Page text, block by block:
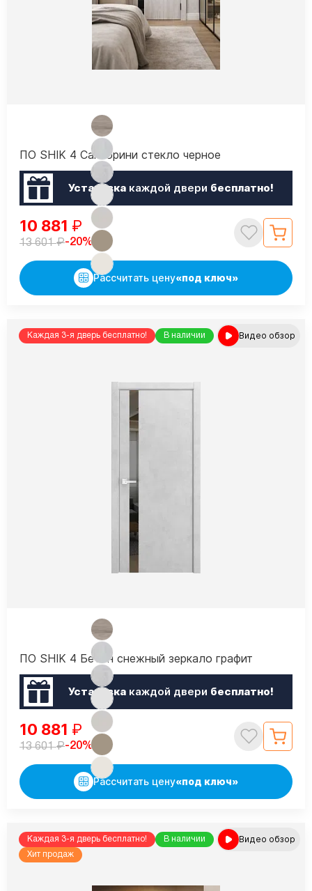
ПО SHIK 4 Санторини стекло черное
Установкакаждой двери бесплатно!
10 881 ₽
13 601₽-20%
Рассчитать цену«под ключ»
Каждая 3-я дверь бесплатно! В наличии Видео обзор
ПО SHIK 4 Бетон снежный зеркало графит
Установкакаждой двери бесплатно!
10 881 ₽
13 601₽-20%
Рассчитать цену«под ключ»
Каждая 3-я дверь бесплатно!
В наличии
Хит продаж
Видео обзор